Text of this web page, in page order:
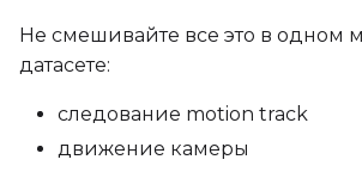
Не смешивайте все это в одном
датасете:
следование motion track
движение камеры